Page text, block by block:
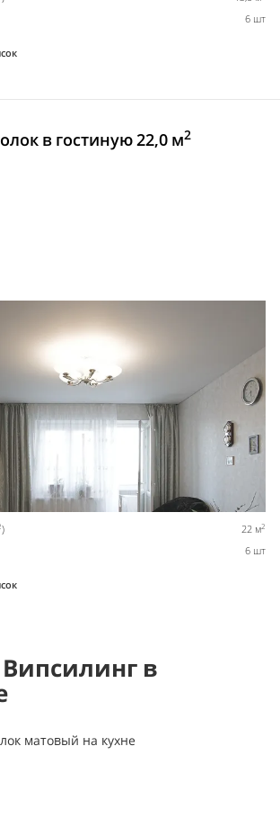
6 шт
в гостиную 22,0 м2
) 22 м2
6 шт
в